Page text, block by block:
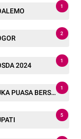
1
2
2024
1
PUASA BERSAMA
1
5